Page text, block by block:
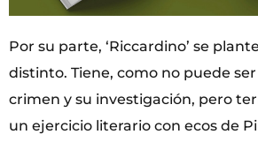
Por su parte, ‘Riccardino’ se
distinto. Tiene, como no puede
crimen y su investigación, pero
un ejercicio literario con ecos de